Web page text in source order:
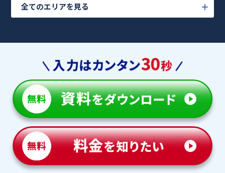
全てのエリアを見る